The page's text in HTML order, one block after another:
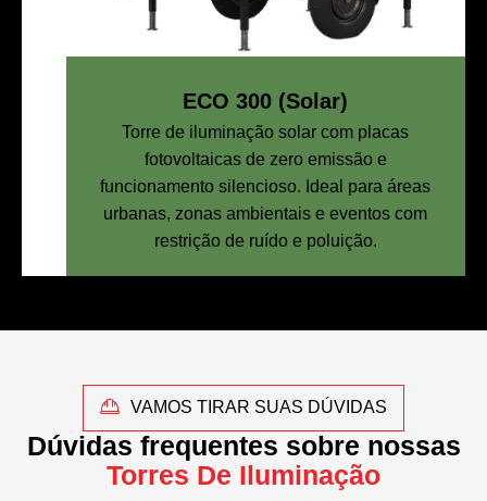
ECO 300 (Solar)
Torre de iluminação solar com placas
fotovoltaicas de zero emissão e
funcionamento silencioso. Ideal para áreas
urbanas, zonas ambientais e eventos com
restrição de ruído e poluição.
VAMOS TIRAR SUAS DÚVIDAS
Dúvidas frequentes sobre nossas
Torres De Iluminação